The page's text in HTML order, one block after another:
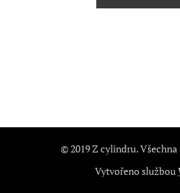
© 2019 Z cylindru. Všechna
Vytvořeno službou